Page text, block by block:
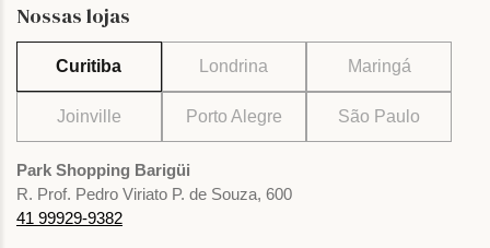
Nossas lojas
Curitiba Londrina Maringá
Joinville Porto Alegre São Paulo
Park Shopping Barigüi
R. Prof. Pedro Viriato P. de Souza, 600
41 99929-9382